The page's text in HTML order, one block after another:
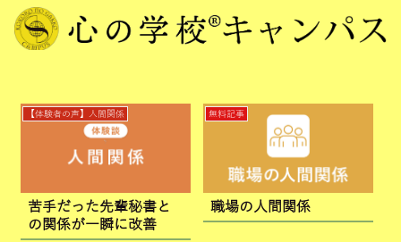
【体験者の声】人間関係
苦手だった先輩秘書と
の関係が一瞬に改善
無料記事
職場の人間関係